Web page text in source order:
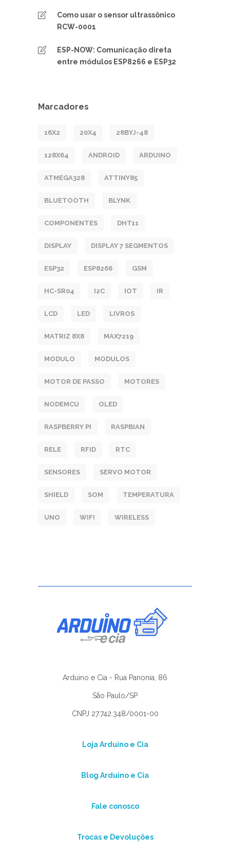
Como usar o sensor ultrassônico
RCW-0001
ESP-NOW: Comunicação direta
entre módulos ESP8266 e ESP32
Marcadores
16X2 20X4 28BYJ-48
128X64 ANDROID ARDUINO
ATMEGA328 ATTINY85
BLUETOOTH BLYNK
COMPONENTES DHT11
DISPLAY DISPLAY 7 SEGMENTOS
ESP32 ESP8266 GSM
HC-SR04 I2C IOT IR
LCD LED LIVROS
MATRIZ 8X8 MAX7219
MODULO MODULOS
MOTOR DE PASSO MOTORES
NODEMCU OLED
RASPBERRY PI RASPBIAN
RELE RFID RTC
SENSORES SERVO MOTOR
SHIELD SOM TEMPERATURA
UNO WIFI WIRELESS
Arduino e Cia - Rua Panonia, 86
São Paulo/SP
CNPJ 27.742.348/0001-00
Loja Arduino e Cia
Blog Arduino e Cia
Fale conosco
Trocas e Devoluções